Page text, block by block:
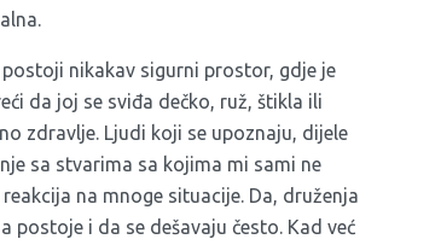
nikakav sigurni prostor, gdje je
da joj se sviđa dečko, ruž, štikla ili
zdravlje. Ljudi koji se upoznaju, dijele
sa stvarima sa kojima mi sami ne
na mnoge situacije. Da, druženja
i da se dešavaju često. Kad već